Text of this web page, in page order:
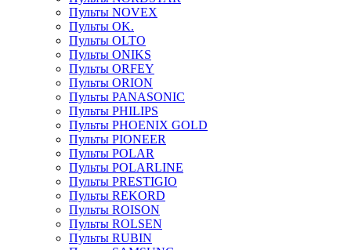
Пульты NOVEX
Пульты OK.
Пульты OLTO
Пульты ONIKS
Пульты ORFEY
Пульты ORION
Пульты PANASONIC
Пульты PHILIPS
Пульты PHOENIX GOLD
Пульты PIONEER
Пульты POLAR
Пульты POLARLINE
Пульты PRESTIGIO
Пульты REKORD
Пульты ROISON
Пульты ROLSEN
Пульты RUBIN